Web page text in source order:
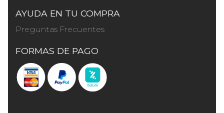
AYUDA EN TU COMPRA
Preguntas Frecuentes
FORMAS DE PAGO